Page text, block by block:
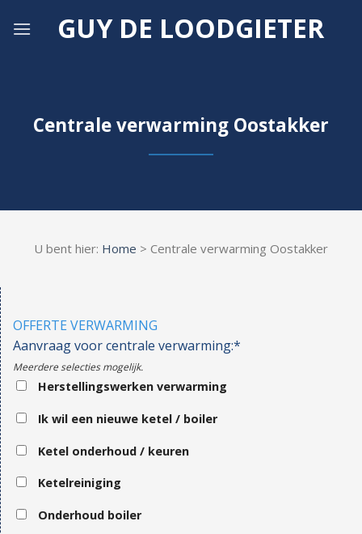
GUY DE LOODGIETER
Centrale verwarming Oostakker
U bent hier: Home > Centrale verwarming Oostakker
OFFERTE VERWARMING
Aanvraag voor centrale verwarming:*
Meerdere selecties mogelijk.
Herstellingswerken verwarming
Ik wil een nieuwe ketel / boiler
Ketel onderhoud / keuren
Ketelreiniging
Onderhoud boiler